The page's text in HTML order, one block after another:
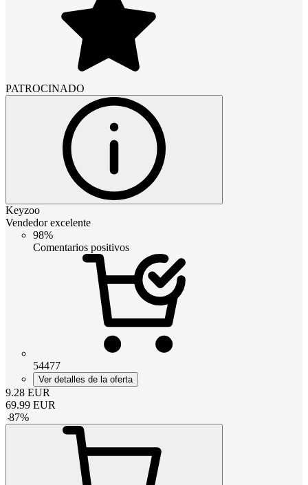
PATROCINADO
Keyzoo
Vendedor excelente
98%
Comentarios positivos
54477
Ver detalles de la oferta
9.28 EUR
69.99 EUR
-87%